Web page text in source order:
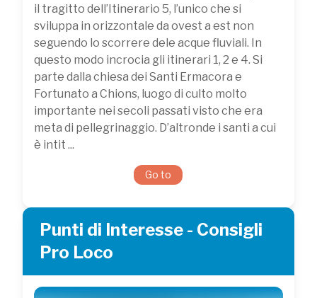
il tragitto dell’Itinerario 5, l’unico che si
sviluppa in orizzontale da ovest a est non
seguendo lo scorrere dele acque fluviali. In
questo modo incrocia gli itinerari 1, 2 e 4. Si
parte dalla chiesa dei Santi Ermacora e
Fortunato a Chions, luogo di culto molto
importante nei secoli passati visto che era
meta di pellegrinaggio. D’altronde i santi a cui
è intit ...
Go to
Punti di Interesse - Consigli
Pro Loco